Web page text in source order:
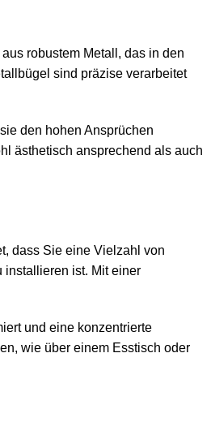
robustem Metall, das in den
sind präzise verarbeitet
den hohen Ansprüchen
ästhetisch ansprechend als auch
dass Sie eine Vielzahl von
installieren ist. Mit einer
und eine konzentrierte
wie über einem Esstisch oder